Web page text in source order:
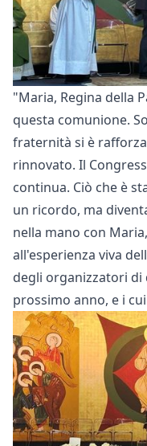
"Maria, Regina della
questa comunione.
fraternità si è
rinnovato. Il
continua. Ciò che è
un ricordo, ma
nella mano con
all'esperienza viva
degli organizzatori di
prossimo anno, e i